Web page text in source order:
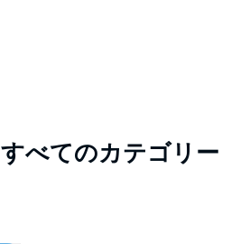
すべてのカテゴリー